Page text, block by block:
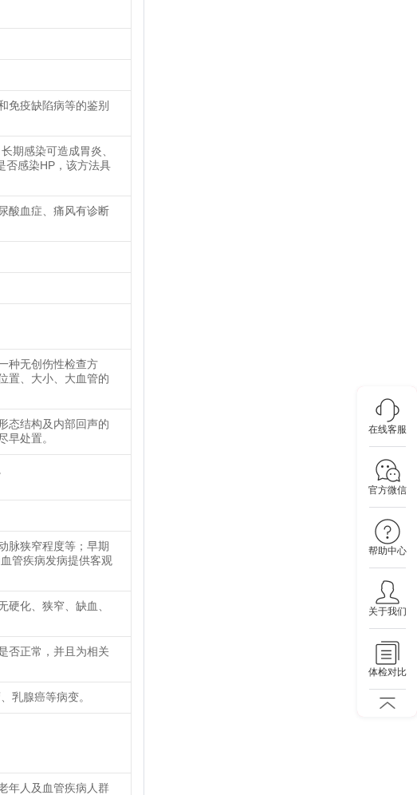
在线客服
官方微信
帮助中心
关于我们
体检对比
免疫缺陷病等的鉴别
期感染可造成胃炎、
否感染HP，该方法具
酸血症、痛风有诊断
种无创伤性检查方
置、大小、大血管的
态结构及内部回声的
早处置。
脉狭窄程度等；早期
管疾病发病提供客观
化、狭窄、缺血、
否正常，并且为相关
乳腺癌等病变。
年人及血管疾病人群